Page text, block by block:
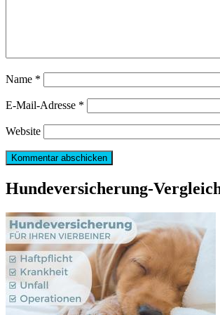
Name *
E-Mail-Adresse *
Website
Hundeversicherung-